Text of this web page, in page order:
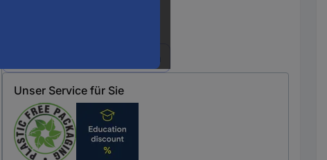
Unser Service für Sie